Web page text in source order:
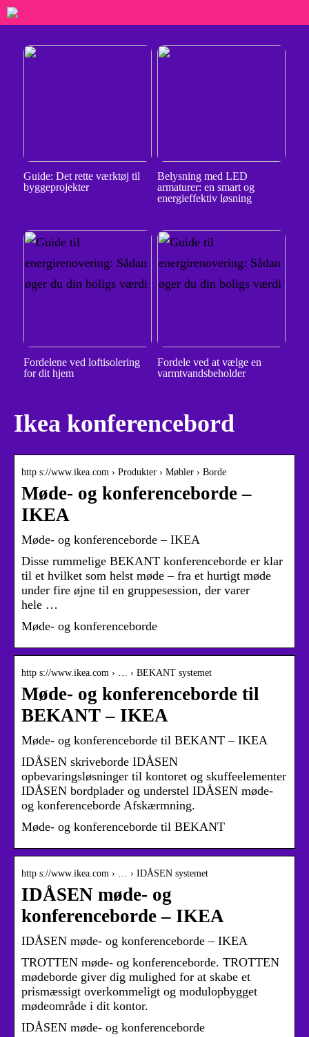
Guide: Det rette værktøj til
byggeprojekter
Belysning med LED
armaturer: en smart og
energieffektiv løsning
Fordelene ved loftisolering
for dit hjem
Fordele ved at vælge en
varmtvandsbeholder
Ikea konferencebord
http s://www.ikea.com › Produkter › Møbler › Borde
Møde- og konferenceborde –
IKEA
Møde- og konferenceborde – IKEA
Disse rummelige BEKANT konferenceborde er klar
til et hvilket som helst møde – fra et hurtigt møde
under fire øjne til en gruppesession, der varer
hele …
Møde- og konferenceborde
http s://www.ikea.com › … › BEKANT systemet
Møde- og konferenceborde til
BEKANT – IKEA
Møde- og konferenceborde til BEKANT – IKEA
IDÅSEN skriveborde IDÅSEN
opbevaringsløsninger til kontoret og skuffeelementer
IDÅSEN bordplader og understel IDÅSEN møde-
og konferenceborde Afskærmning.
Møde- og konferenceborde til BEKANT
http s://www.ikea.com › … › IDÅSEN systemet
IDÅSEN møde- og
konferenceborde – IKEA
IDÅSEN møde- og konferenceborde – IKEA
TROTTEN møde- og konferenceborde. TROTTEN
mødeborde giver dig mulighed for at skabe et
prismæssigt overkommeligt og modulopbygget
mødeområde i dit kontor.
IDÅSEN møde- og konferenceborde